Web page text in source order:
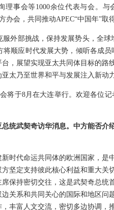
理事会等1000余位代表与会。
会，共同推动APEC“中国年”取
外部挑战，保持发展势头，全
顺应时代发展大势，倾听各成
，展望实现亚太共同体目标的路
太乃至世界和平与发展注入新动力
将于8月在大连举行。欢迎各位
统武契奇访华消息。中方能否介
时代命运共同体的欧洲国家，是
坚定支持彼此核心利益和重大关
保持密切交往，这是武契奇总统
关系和共同关心的国际和地区问
丰富人文交流，密切多边协调，